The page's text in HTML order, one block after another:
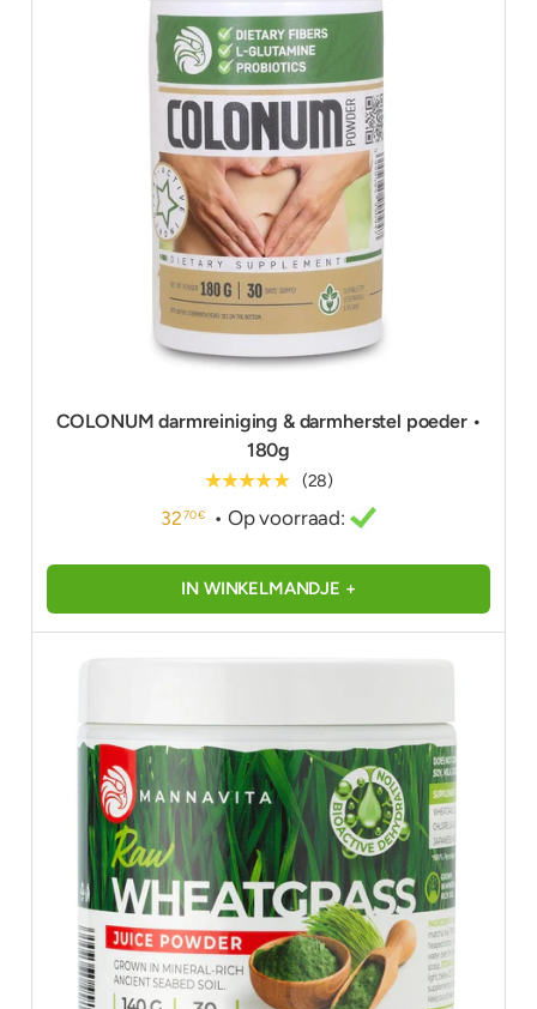
COLONUM darmreiniging & darmherstel poeder •
180g
★★★★★ (28)
3270 € • Op voorraad:
IN WINKELMANDJE +